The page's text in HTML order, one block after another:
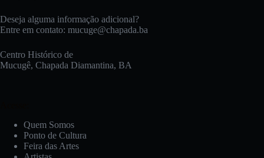
Deseja alguma informação adicional?
Entre em contato: mucuge@chapada.ba
Centro Histórico de
Mucugê, Chapada Diamantina, BA
Quem Somos
Ponto de Cultura
Feira das Artes